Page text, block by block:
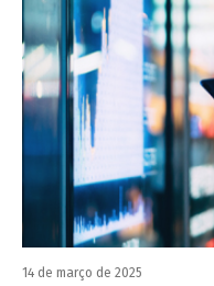
14 de março de 2025